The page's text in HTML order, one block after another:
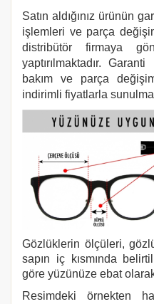
Satın aldığınız ürünün
işlemleri ve parça
distribütör firmaya
yaptırılmaktadır.
bakım ve parça
indirimli fiyatlarla
Gözlüklerin ölçüleri,
sapın iç kısmında
göre yüzünüze ebat
Resimdeki örnekten